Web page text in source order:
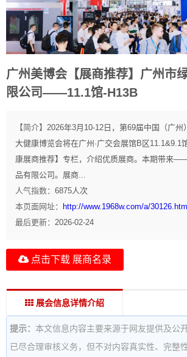
广州美博会【展商推荐】广州市
限公司——11.1馆-H13B
【简介】 2026年3月10-12日，第69届中国（广州
大健康博览会将在广州·广交会展馆B区11.1&9.1
康展商推荐】专栏，介绍优质展商。本期带来
品有限公司。展商...
人气指数： 6875人次
本页面网址：
http://www.1968w.com/a/30126.html
最后更新： 2026-02-24
点击下载 展商名录
展会信息详情介绍
提示： 本文信息内容主要来源于网友提供及公
已尽合理审核义务，但不对内容真实性、完整